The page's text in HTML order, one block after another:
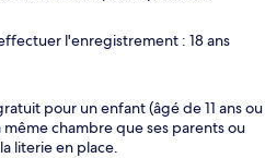
l'enregistrement : 18 ans
pour un enfant (âgé de 11 ans ou
même chambre que ses parents ou
literie en place.